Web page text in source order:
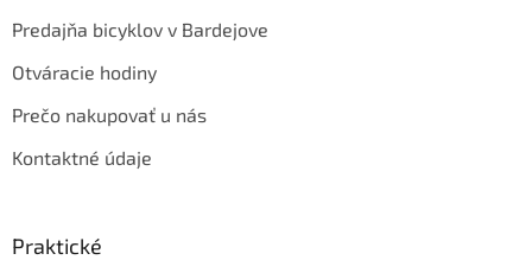
Predajňa bicyklov v Bardejove
Otváracie hodiny
Prečo nakupovať u nás
Kontaktné údaje
Praktické